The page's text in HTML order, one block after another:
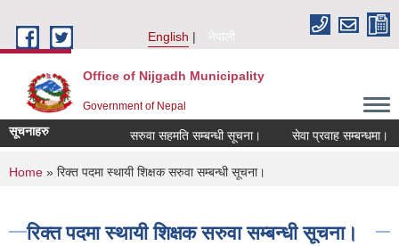
English
नेपाली
Office of Nijgadh Municipality
Government of Nepal
सूचनाहरु सरुवा सहमति सम्बन्धी सूचना। सेवा प्रवाह सम्बन्धमा।
You are here
Home » रिक्त पदमा स्थायी शिक्षक सरुवा सम्बन्धी सूचना।
रिक्त पदमा स्थायी शिक्षक सरुवा सम्बन्धी सूचना।